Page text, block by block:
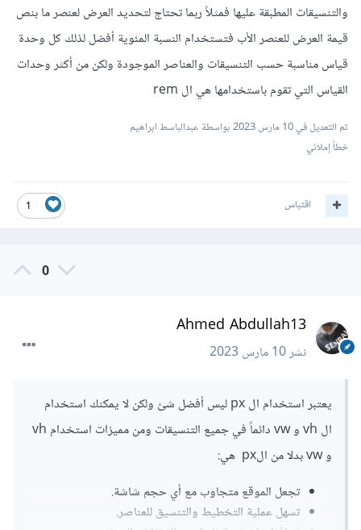
والتنسيقات المطبقة عليها فمثلاً ربما تحتاج لتحديد العرض لعنصر ما بنص
قيمة العرض للعنصر الأب فتستخدام النسبة المئوية أفضل لذلك كل وحدة
قياس مناسبة حسب التنسيقات والعناصر الموجودة ولكن من أكثر وحدات
القياس التي تقوم باستخدامها هي ال rem
تم التعديل في10 مارس 2023
بواسطة عبدالباسط ابراهيم
خطأ إملائي
1 اقتباس
0
Ahmed Abdullah13
نشر10 مارس 2023
يعتبر استخدام ال px ليس أفضل شئ ولكن لا يمكنك استخدام
ال vh و vw دائماً في جميع التنسيقات ومن مميزات استخدام vh
و vw بدلا من الpx هي:
تجعل الموقع متجاوب مع أي حجم شاشة.
تسهل عملية التخطيط والتنسيق للعناصر.